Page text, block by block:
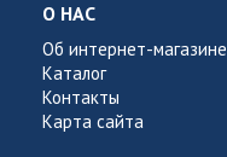
О НАС
Об интернет-магазине
Каталог
Контакты
Карта сайта